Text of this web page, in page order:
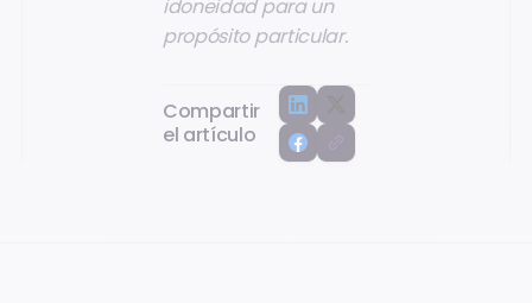
idoneidad para un
propósito particular.
Compartir
el artículo